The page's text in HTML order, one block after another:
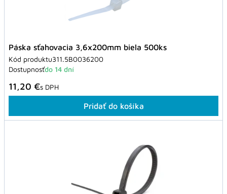
Páska sťahovacia 3,6x200mm biela 500ks
Kód produktu311.5B0036200
Dostupnosťdo 14 dní
11,20 €s DPH
Pridať do košíka